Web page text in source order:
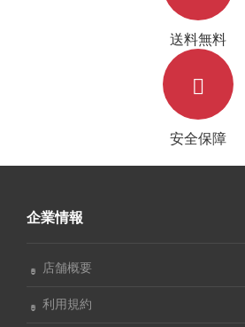
送料無料
安全保障
企業情報
店舗概要
利用規約